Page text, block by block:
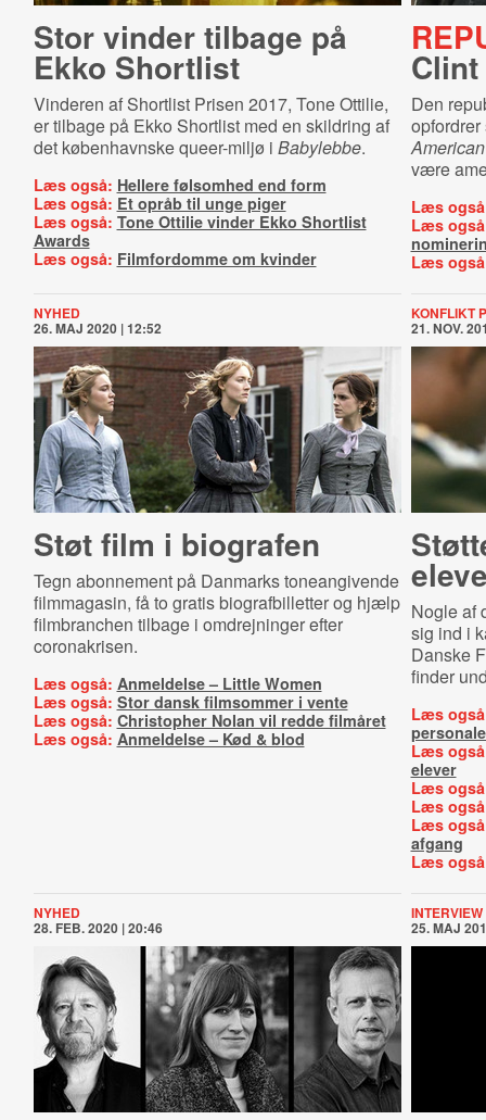
Stor vinder tilbage på
Ekko Shortlist
Vinderen af Shortlist Prisen 2017, Tone Ottilie,
er tilbage på Ekko Shortlist med en skildring af
det københavnske queer-miljø i Babylebbe.
Læs også: Hellere følsomhed end form
Læs også: Et opråb til unge piger
Læs også: Tone Ottilie vinder Ekko Shortlist
Awards
Læs også: Filmfordomme om kvinder
Den
være
Læs
Læs
Læs
NYHED
26. MAJ 2020 | 12:52
Støt film i biografen
Tegn abonnement på Danmarks toneangivende
filmmagasin, få to gratis biografbilletter og hjælp
filmbranchen tilbage i omdrejninger efter
coronakrisen.
Læs også: Anmeldelse – Little Women
Læs også: Stor dansk filmsommer i vente
Læs også: Christopher Nolan vil redde filmåret
Læs også: Anmeldelse – Kød & blod
KONFLIKT
21. NOV.
Nogle af
sig ind i
Danske
finder
Læs
Læs
elever
Læs
Læs
Læs
afgang
Læs
NYHED
28. FEB. 2020 | 20:46
INTERVIEW
25. MAJ